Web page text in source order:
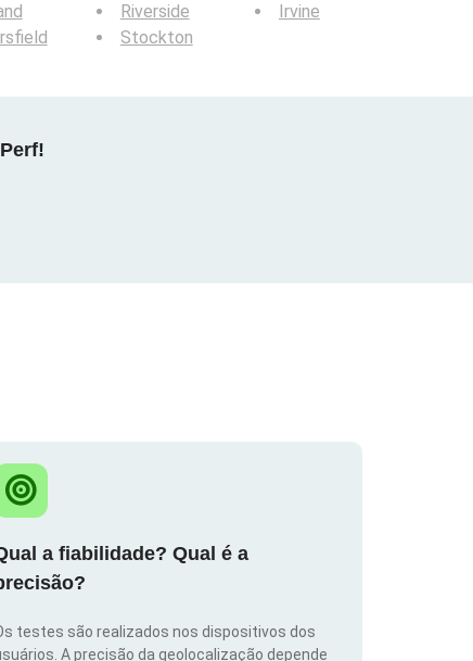
Riverside
Stockton
Irvine
a fiabilidade? Qual é a
testes são realizados nos dispositivos dos
A precisão da geolocalização depende